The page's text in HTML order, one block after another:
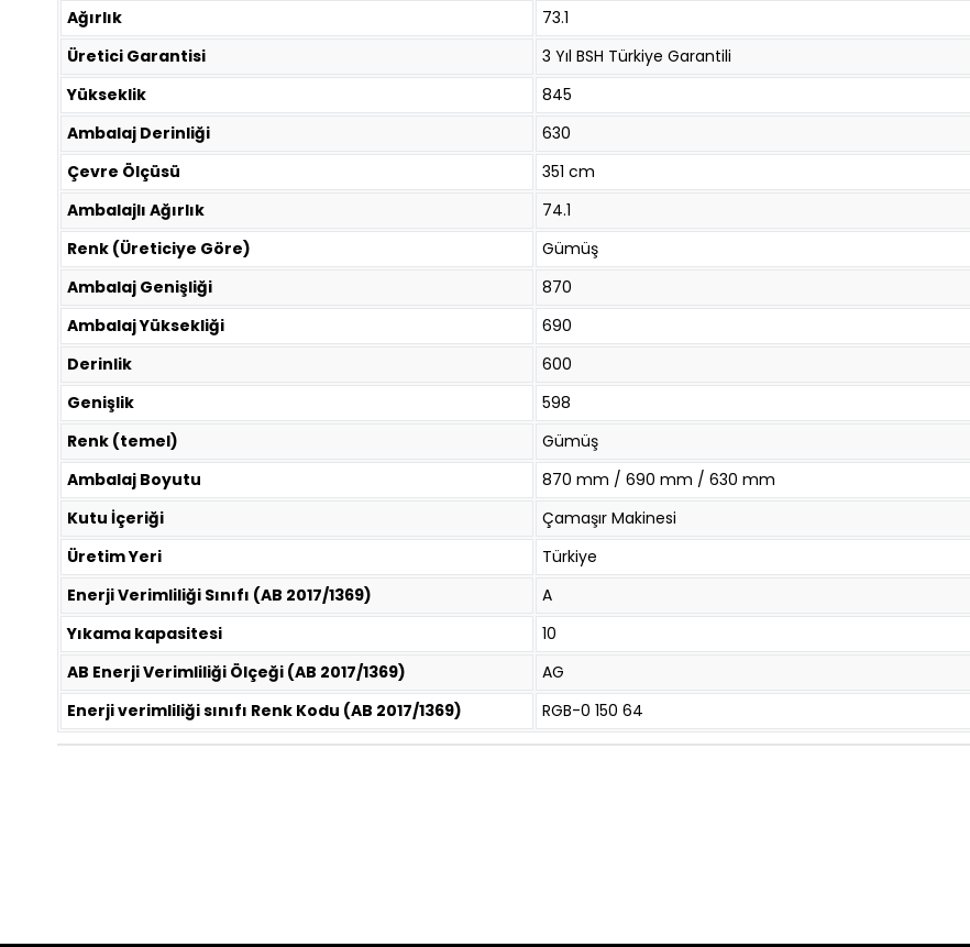
Ağırlık
73.1
Üretici Garantisi
3 Yıl BSH Türkiye Garantili
Yükseklik
845
Ambalaj Derinliği
630
Çevre Ölçüsü
351 cm
Ambalajlı Ağırlık
74.1
Renk (Üreticiye Göre)
Gümüş
Ambalaj Genişliği
870
Ambalaj Yüksekliği
690
Derinlik
600
Genişlik
598
Renk (temel)
Gümüş
Ambalaj Boyutu
870 mm / 690 mm / 630 mm
Kutu İçeriği
Çamaşır Makinesi
Üretim Yeri
Türkiye
Enerji Verimliliği Sınıfı (AB 2017/1369)
A
Yıkama kapasitesi
10
AB Enerji Verimliliği Ölçeği (AB 2017/1369)
AG
Enerji verimliliği sınıfı Renk Kodu (AB 2017/1369)
RGB-0 150 64